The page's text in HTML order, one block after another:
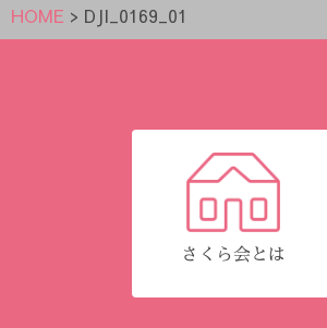
HOME > DJI_0169_01
さくら会とは